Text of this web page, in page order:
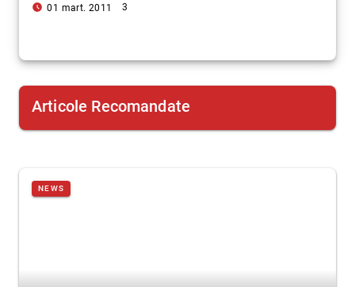
access_time_filled 01 mart. 2011
3
Articole Recomandate
NEWS